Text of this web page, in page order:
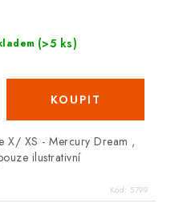
(>5 ks)
X/ XS - Mercury Dream ,
ilustrativní
Kód: 5799